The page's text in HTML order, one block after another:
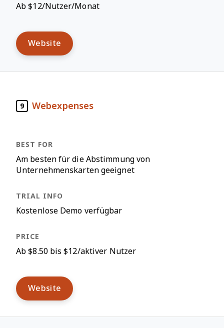
Ab $12/Nutzer/Monat
Website
9 Webexpenses
Am besten für die Abstimmung von
Unternehmenskarten geeignet
Kostenlose Demo verfügbar
Ab $8.50 bis $12/aktiver Nutzer
Website